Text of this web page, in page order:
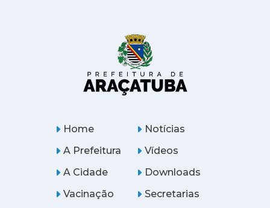
Home
A Prefeitura
A Cidade
Notícias
Vídeos
Downloads
Vacinação
Secretarias